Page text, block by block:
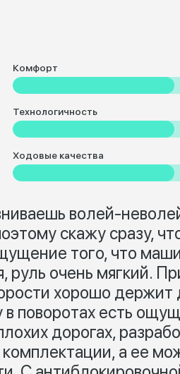
Комфорт
Технологичность
Ходовые качества
волей-
скажу сразу,
того, что
руль очень мягкий.
хорошо держит
поворотах есть
дорогах,
а ее